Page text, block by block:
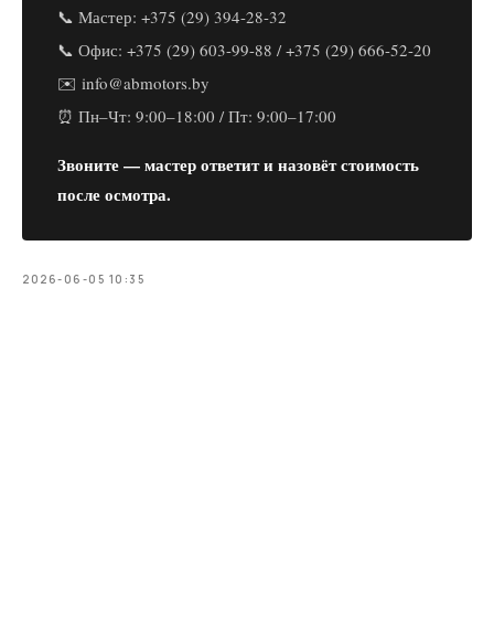
📞 Мастер: +375 (29) 394-28-32
📞 Офис: +375 (29) 603-99-88 / +375 (29) 666-52-20
✉️ info@abmotors.by
⏰ Пн–Чт: 9:00–18:00 / Пт: 9:00–17:00
Звоните — мастер ответит и назовёт стоимость
после осмотра.
2026-06-05 10:35